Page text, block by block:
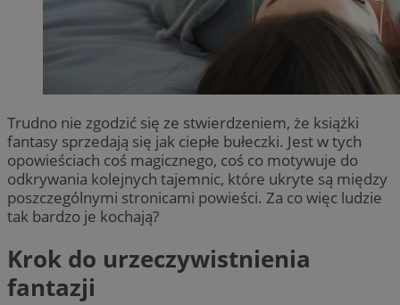
Trudno nie zgodzić się ze stwierdzeniem, że książki
fantasy sprzedają się jak ciepłe bułeczki. Jest w tych
opowieściach coś magicznego, coś co motywuje do
odkrywania kolejnych tajemnic, które ukryte są między
poszczególnymi stronicami powieści. Za co więc ludzie
tak bardzo je kochają?
Krok do urzeczywistnienia
fantazji